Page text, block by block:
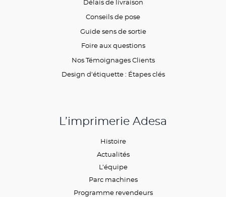
Délais de livraison
Conseils de pose
Guide sens de sortie
Foire aux questions
Nos Témoignages Clients
Design d'étiquette : Étapes clés
L’imprimerie Adesa
Histoire
Actualités
L’équipe
Parc machines
Programme revendeurs